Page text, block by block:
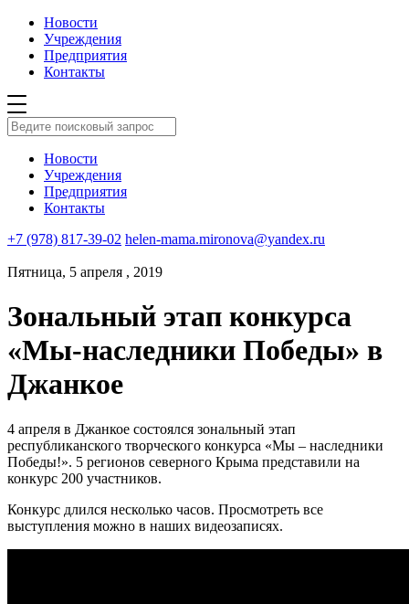
Новости
Учреждения
Предприятия
Контакты
Новости
Учреждения
Предприятия
Контакты
+7 (978) 817-39-02 helen-mama.mironova@yandex.ru
Пятница, 5 апреля , 2019
Зональный этап конкурса
«Мы-наследники Победы» в
Джанкое
4 апреля в Джанкое состоялся зональный этап
республиканского творческого конкурса «Мы – наследники
Победы!». 5 регионов северного Крыма представили на
конкурс 200 участников.
Конкурс длился несколько часов. Просмотреть все
выступления можно в наших видеозаписях.